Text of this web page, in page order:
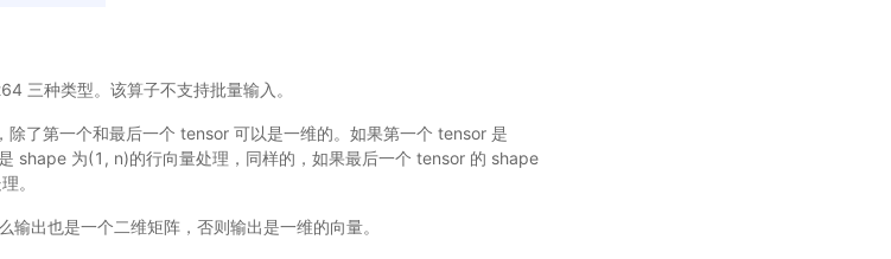
三种类型。该算子不支持批量输入。
了第一个和最后一个 tensor 可以是一维的。如果第一个 tensor 是
shape 为(1, n)的行向量处理，同样的，如果最后一个 tensor 的 shape
。
出也是一个二维矩阵，否则输出是一维的向量。